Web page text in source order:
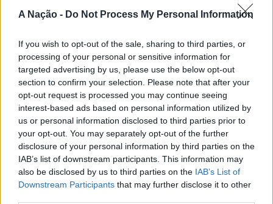
A Nação - Do Not Process My Personal Information
If you wish to opt-out of the sale, sharing to third parties, or
processing of your personal or sensitive information for
targeted advertising by us, please use the below opt-out
section to confirm your selection. Please note that after your
opt-out request is processed you may continue seeing
interest-based ads based on personal information utilized by
us or personal information disclosed to third parties prior to
your opt-out. You may separately opt-out of the further
disclosure of your personal information by third parties on the
IAB’s list of downstream participants. This information may
also be disclosed by us to third parties on the IAB’s List of
Downstream Participants that may further disclose it to other
manter a atenção e a procrastinação. Na sua visão,
tarefas inacabadas permanecem ativas na memória e
prolongado pode elevar os níveis de cortisol e
prejudicar o desempenho cognitivo.
Fabiano de Abreu Agrela Rodrigues ressalta que não há
evidências de que o ambiente digital provoque mudanças
genéticas na espécie humana. A adaptação observada,
afirma, ocorre por meio da neuroplasticidade, processo
pelo qual os circuitos neurais se reorganizam em
resposta às experiências.
“O principal desafio é preservar a capacidade de reflexão
ATUALIDADE
“Millennium Estoril Open 2026”
regressou ao circuito ATP com
vitória do francês Luca Van Assche
Publicado 2 dias atrás on
07/08/2026
Por Ígor Lopes
O “Millennium Estoril Open 2026” decorreu entre os
dias 18 e 26 de julho, no Clube de Ténis do Estoril, em